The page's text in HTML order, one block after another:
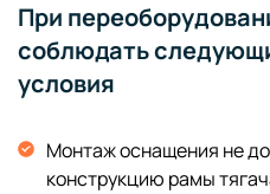
При
соблюдать
условия
Монтаж оснащения не
конструкцию рамы